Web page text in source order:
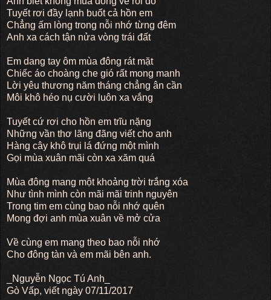
Tuyết rơi đầy lạnh buốt cả hồn em
Chẳng ấm lòng trong nỗi nhớ từng đêm
Anh xa cách tận nửa vòng trái đất
Em dang tay ôm mùa đông rát mặt
Chiếc áo choàng che gió rất mong manh
Lời yêu thương năm tháng chẳng ân cần
Môi khô héo nụ cười luôn xa vắng
Tuyết cứ rơi cho hồn em trĩu nặng
Những vần thơ lãng đãng viết cho anh
Hàng cây khô trụi lá đứng một mình
Gọi mùa xuân mãi còn xa xăm quá
Mùa đông mang một khoảng trời trắng xóa
Như tình mình còn mãi mãi trinh nguyên
Trong tim em cùng bao nỗi nhớ quên
Mong đợi anh mùa xuân về mở cửa
Về cùng em mang theo bao nỗi nhớ
Cho đông tàn và em mãi bên anh.
_Nguyễn Ngọc Tú Anh_
Gò Vấp, viết ngày 07/11/2017